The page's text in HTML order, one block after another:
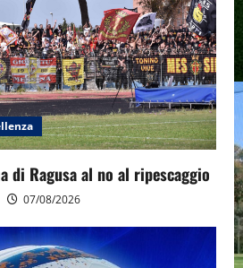
di Ragusa al no al ripescaggio
07/08/2026